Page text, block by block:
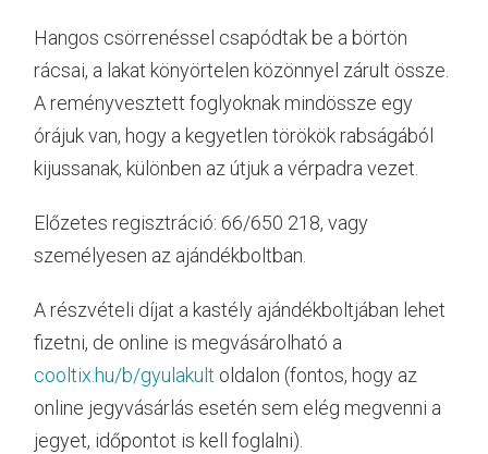
Hangos csörrenéssel csapódtak be a börtön
rácsai, a lakat könyörtelen közönnyel zárult össze.
A reményvesztett foglyoknak mindössze egy
órájuk van, hogy a kegyetlen törökök rabságából
kijussanak, különben az útjuk a vérpadra vezet.
Előzetes regisztráció: 66/650 218, vagy
személyesen az ajándékboltban.
A részvételi díjat a kastély ajándékboltjában lehet
fizetni, de online is megvásárolható a
cooltix.hu/b/gyulakult oldalon (fontos, hogy az
online jegyvásárlás esetén sem elég megvenni a
jegyet, időpontot is kell foglalni).